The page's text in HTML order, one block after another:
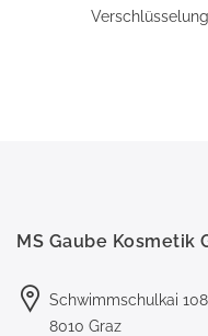
MS Gaube Kosmetik
Schwimmschulkai 108
8010 Graz